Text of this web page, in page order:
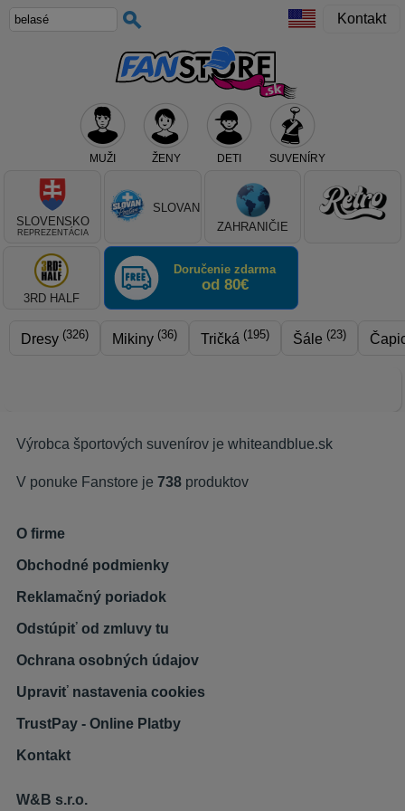
Kontakt
MUŽI ŽENY DETI SUVENÍRY
Teraz vyberte klub, alebo typ výrobku
SLOVENSKO
REPREZENTÁCIA
SLOVAN
ZAHRANIČIE
3RD HALF
Doručenie zdarma
od 80€
Dresy (326) Mikiny (36) Tričká (195) Šále (23)
Výrobca športových suvenírov je whiteandblue.sk
V ponuke Fanstore je 738 produktov
O firme
Obchodné podmienky
Reklamačný poriadok
Odstúpiť od zmluvy tu
Ochrana osobných údajov
Upraviť nastavenia cookies
TrustPay - Online Platby
Kontakt
W&B s.r.o.